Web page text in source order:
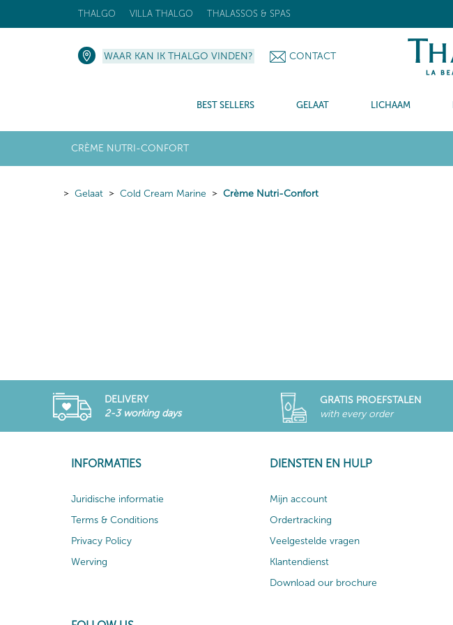
THALGO VILLA THALGO THALASSOS & SPAS
WAAR KAN IK THALGO VINDEN? CONTACT
BEST SELLERS GELAAT LICHAAM
CRÈME NUTRI-CONFORT
Gelaat Cold Cream Marine Crème Nutri-Confort
DELIVERY
2-3 working days
GRATIS PROEFSTALEN
with every order
INFORMATIES
Juridische informatie
Terms & Conditions
Privacy Policy
Werving
DIENSTEN EN HULP
Mijn account
Ordertracking
Veelgestelde vragen
Klantendienst
Download our brochure